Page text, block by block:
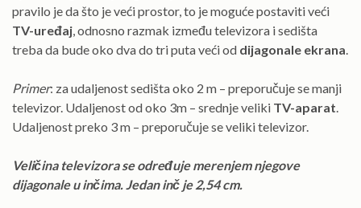
pravilo je da što je veći prostor, to je moguće postaviti veći
TV-uređaj , odnosno razmak između televizora i sedišta
treba da bude oko dva do tri puta veći od dijagonale ekrana
Primer: za udaljenost sedišta oko 2 m – preporučuje se manji
televizor. Udaljenost od oko 3m – srednje veliki TV-aparat
Udaljenost preko 3 m – preporučuje se veliki televizor.
Veličina televizora se određuje merenjem njegove
dijagonale u inčima. Jedan inč je 2,54 cm.